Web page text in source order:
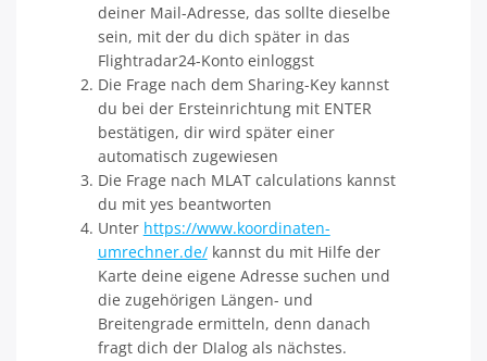
deiner Mail-Adresse, das sollte dieselbe
sein, mit der du dich später in das
Flightradar24-Konto einloggst
Die Frage nach dem Sharing-Key kannst
du bei der Ersteinrichtung mit ENTER
bestätigen, dir wird später einer
automatisch zugewiesen
Die Frage nach MLAT calculations kannst
du mit yes beantworten
Unter https://www.koordinaten-
umrechner.de/kannst du mit Hilfe der
Karte deine eigene Adresse suchen und
die zugehörigen Längen- und
Breitengrade ermitteln, denn danach
fragt dich der DIalog als nächstes.